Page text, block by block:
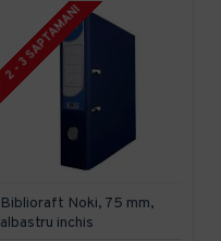
2 - 3 SAPTAMANI
Biblioraft Noki, 75 mm,
albastru inchis